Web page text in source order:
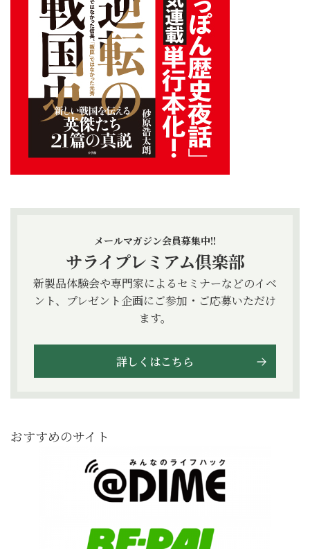
メールマガジン会員募集中!!
サライプレミアム倶楽部
新製品体験会や専門家によるセミナーなどのイベ
ント、プレゼント企画にご参加・ご応募いただけ
ます。
詳しくはこちら
おすすめのサイト